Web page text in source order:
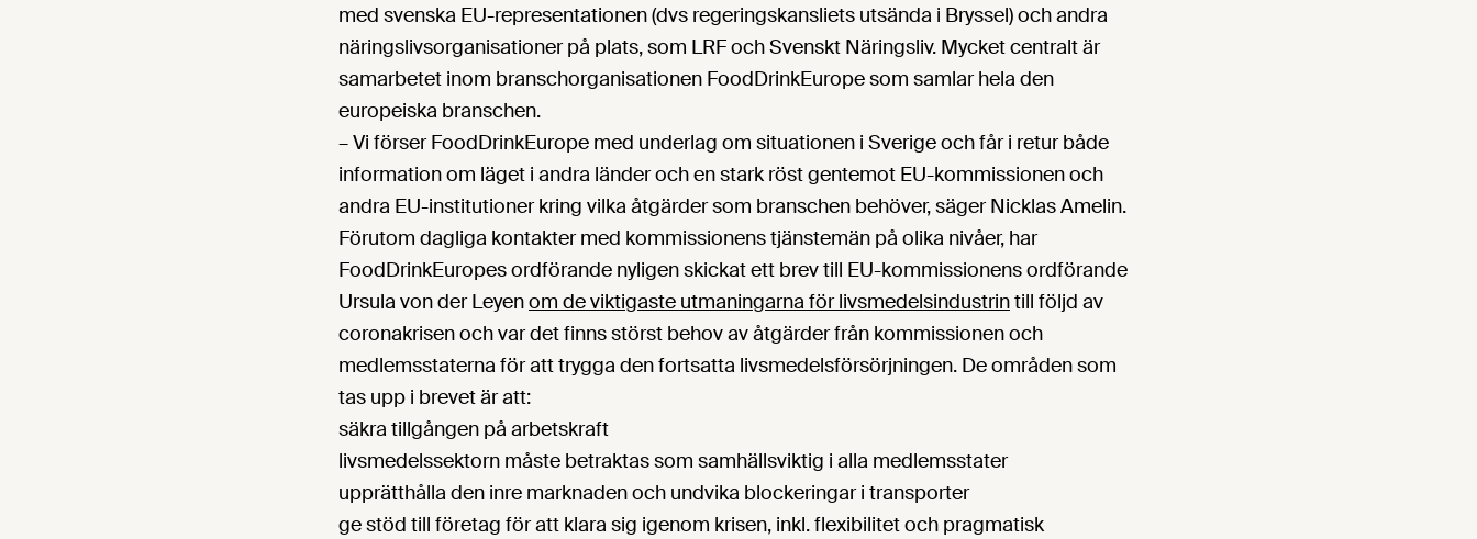
med svenska EU-representationen (dvs regeringskansliets utsända i Bryssel) och andra
näringslivsorganisationer på plats, som LRF och Svenskt Näringsliv. Mycket centralt är
samarbetet inom branschorganisationen FoodDrinkEurope som samlar hela den
europeiska branschen.
– Vi förser FoodDrinkEurope med underlag om situationen i Sverige och får i retur både
information om läget i andra länder och en stark röst gentemot EU-kommissionen och
andra EU-institutioner kring vilka åtgärder som branschen behöver, säger Nicklas Amelin.
Förutom dagliga kontakter med kommissionens tjänstemän på olika nivåer, har
FoodDrinkEuropes ordförande nyligen skickat ett brev till EU-kommissionens ordförande
Ursula von der Leyenom de viktigaste utmaningarna för livsmedelsindustrintill följd av
coronakrisen och var det finns störst behov av åtgärder från kommissionen och
medlemsstaterna för att trygga den fortsatta livsmedelsförsörjningen. De områden som
tas upp i brevet är att:
säkra tillgången på arbetskraft
livsmedelssektorn måste betraktas som samhällsviktig i alla medlemsstater
upprätthålla den inre marknaden och undvika blockeringar i transporter
ge stöd till företag för att klara sig igenom krisen, inkl. flexibilitet och pragmatisk